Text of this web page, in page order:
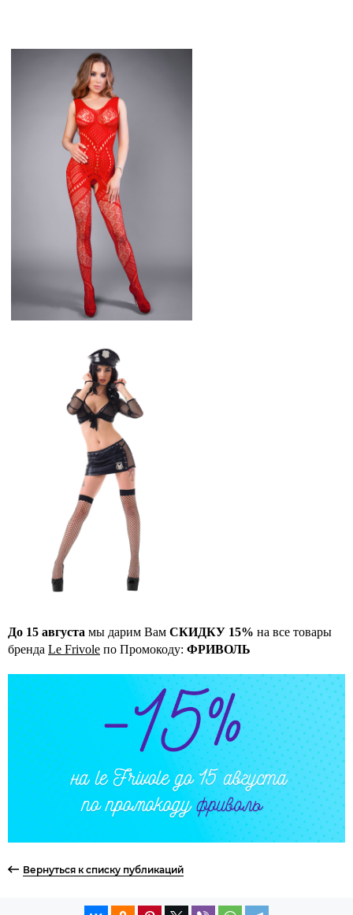
До 15 августа мы дарим Вам СКИДКУ 15% на все товары
бренда Le Frivole по Промокоду: ФРИВОЛЬ
Вернуться к списку публикаций